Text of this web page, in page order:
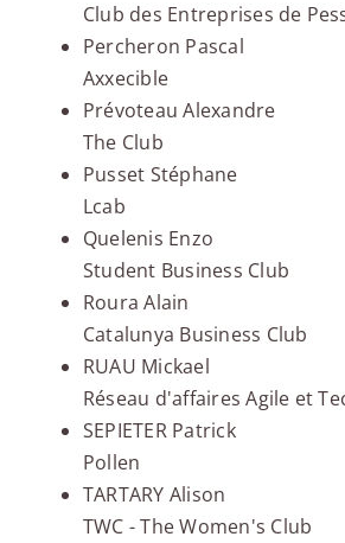
Club des Entreprises de
Percheron Pascal
Axxecible
Prévoteau Alexandre
The Club
Pusset Stéphane
Lcab
Quelenis Enzo
Student Business Club
Roura Alain
Catalunya Business Club
RUAU Mickael
Réseau d'affaires Agile et
SEPIETER Patrick
Pollen
TARTARY Alison
TWC - The Women's Club